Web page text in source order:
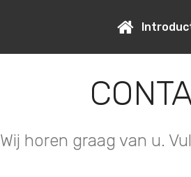
Wij horen graag van u.